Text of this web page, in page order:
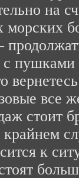
на
пушками
все
стоит
крайнем
к